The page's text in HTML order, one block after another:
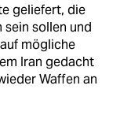
geliefert, die
sollen und
mögliche
Iran gedacht
Waffen an